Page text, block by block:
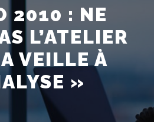
2010 : NE
L’ATELIER
VEILLE À
»